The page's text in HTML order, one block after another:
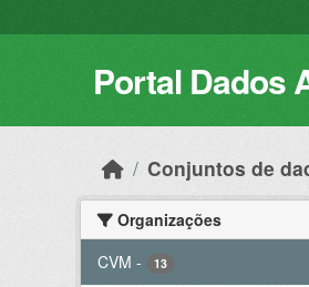
Portal Dados
Conjuntos de
Organizações
CVM - 13